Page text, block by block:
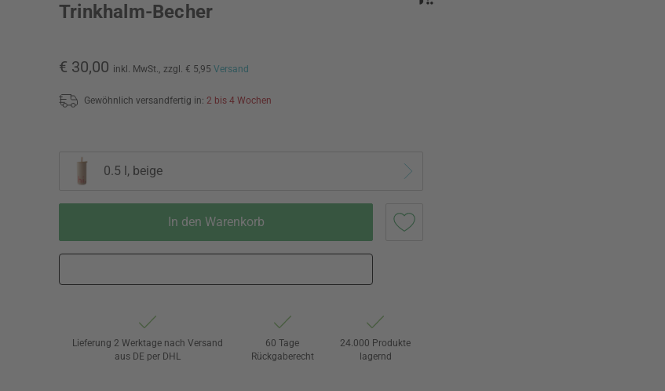
Trinkhalm-Becher
€ 30,00 inkl. MwSt., zzgl. € 5,95 Versand
Gewöhnlich versandfertig in: 2 bis 4 Wochen
0.5 l, beige
In den Warenkorb
Lieferung 2 Werktage nach Versand
aus DE per DHL
60 Tage
Rückgaberecht
24.000 Produkte
lagernd